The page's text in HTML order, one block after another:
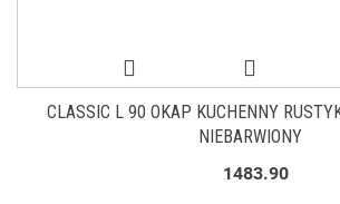
CLASSIC L 90 OKAP KUCHENNY
NIEBARWIONY
1483.90